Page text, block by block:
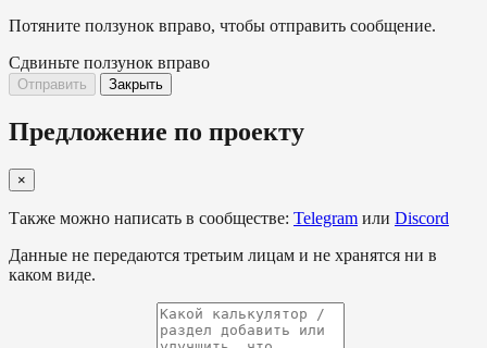
Потяните ползунок вправо, чтобы отправить сообщение.
Сдвиньте ползунок вправо
Отправить Закрыть
Предложение по проекту
×
Также можно написать в сообществе: Telegram или Discord
Данные не передаются третьим лицам и не хранятся ни в
каком виде.